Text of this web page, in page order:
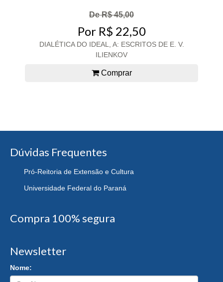
De R$ 45,00
Por R$ 22,50
DIALÉTICA DO IDEAL, A: ESCRITOS DE E. V.
ILIENKOV
Comprar
Dúvidas Frequentes
Pró-Reitoria de Extensão e Cultura
Universidade Federal do Paraná
Compra 100% segura
Newsletter
Nome: